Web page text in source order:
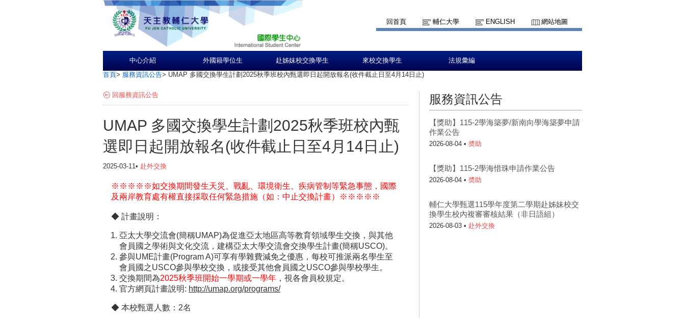
回首頁 輔仁大學 ENGLISH 網站地圖
中心介紹 外國籍學位生 赴姊妹校交換學生 來校交換學生 法規彙編
首頁> 服務資訊公告> UMAP 多國交換學生計劃2025秋季班校內甄選即日起開放報名(收件截止日至4月14日止)
回服務資訊公告
UMAP 多國交換學生計劃2025秋季班校內甄
選即日起開放報名(收件截止日至4月14日止)
2025-03-11• 赴外交換
※※※※※如交換期間發生天災、戰亂、環境衛生、疾病管制等緊急事態，國際
及兩岸教育處有權直接採取任何緊急措施（如： 中止交換計畫） ※※※※※
◆ 計畫說明：
亞太大學交流會(簡稱UMAP)為促進亞太地區高等教育領域學生交換，與其他
會員國之學術與文化交流，建構亞太大學交流會交換學生計畫(簡稱USCO)。
參與UME計畫(Program A)可享有學雜費減免之優惠，每校可推派兩名學生至
會員國之USCO參與學校交換，或接受其他會員國之USCO參與學校學生。
交換期間為2025秋季班開始一學期或一學年 ，視各會員校規定。
官方網頁計畫說明: http://umap.org/programs/
◆ 本校甄選人數：2名
服務資訊公告
【獎助】115-2學海築夢/新南向學海築夢申請
作業公告
2026-08-04 • 奬助
【獎助】115-2學海惜珠申請作業公告
2026-08-04 • 奬助
輔仁大學甄選115學年度第二學期赴姊妹校交
換學生校內複審審核結果（非日語組）
2026-08-03 • 赴外交換